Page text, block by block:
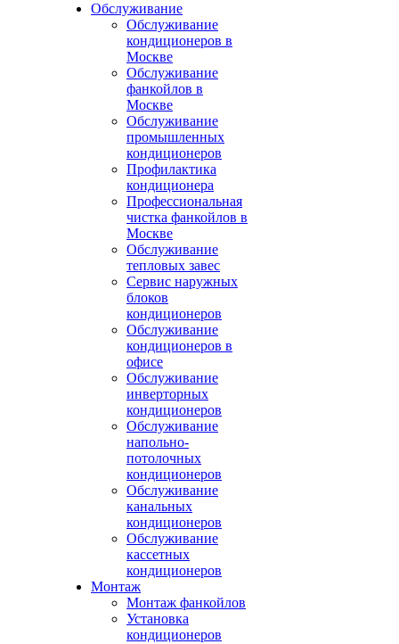
Обслуживание
Обслуживание
кондиционеров в
Москве
Обслуживание
фанкойлов в
Москве
Обслуживание
промышленных
кондиционеров
Профилактика
кондиционера
Профессиональная
чистка фанкойлов в
Москве
Обслуживание
тепловых завес
Сервис наружных
блоков
кондиционеров
Обслуживание
кондиционеров в
офисе
Обслуживание
инверторных
кондиционеров
Обслуживание
напольно-
потолочных
кондиционеров
Обслуживание
канальных
кондиционеров
Обслуживание
кассетных
кондиционеров
Монтаж
Монтаж фанкойлов
Установка
кондиционеров